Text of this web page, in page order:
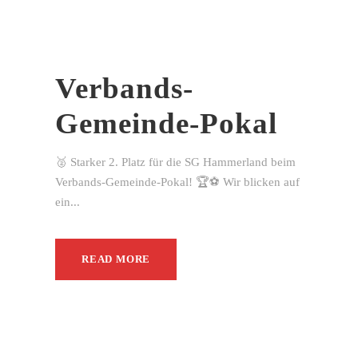
Verbands-
Gemeinde-Pokal
🥈 Starker 2. Platz für die SG Hammerland beim
Verbands-Gemeinde-Pokal! 🏆⚽ Wir blicken auf
ein...
READ MORE